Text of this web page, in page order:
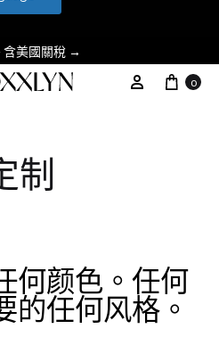
含美國關稅 →
0
制
何颜色。任何
的任何风格。